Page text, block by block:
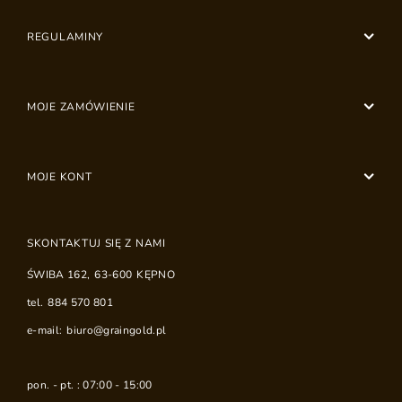
REGULAMINY
MOJE ZAMÓWIENIE
MOJE KONT
SKONTAKTUJ SIĘ Z NAMI
ŚWIBA 162, 63-600 KĘPNO
tel. 884 570 801
e-mail: biuro@graingold.pl
pon. - pt. : 07:00 - 15:00